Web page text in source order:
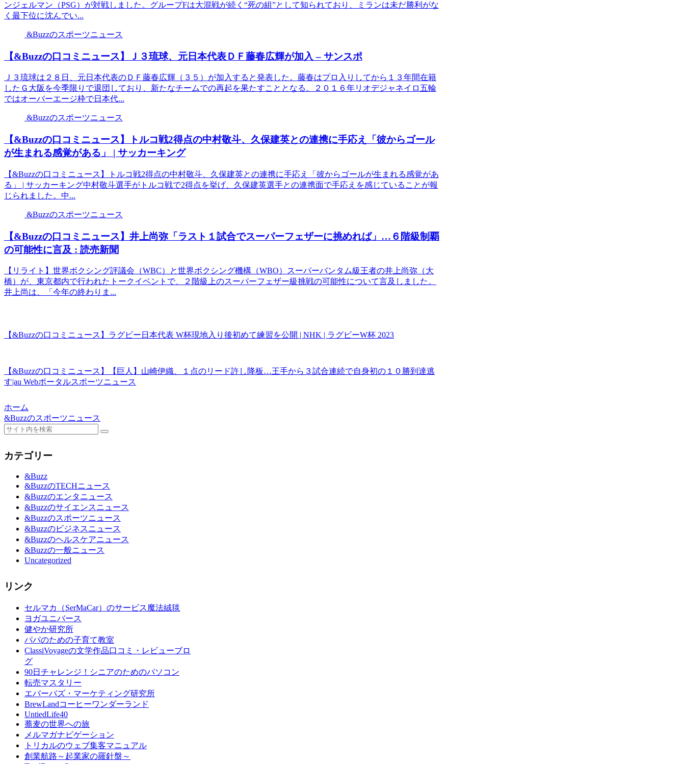
ンジェルマン（PSG）が対戦しました。グループFは大混戦が続く“死の組”として知られており、ミランは未だ勝利がな
く最下位に沈んでい...
&Buzzのスポーツニュース
【&Buzzの口コミニュース】Ｊ３琉球、元日本代表ＤＦ藤春広輝が加入 – サンスポ
Ｊ３琉球は２８日、元日本代表のＤＦ藤春広輝（３５）が加入すると発表した。藤春はプロ入りしてから１３年間在籍
したＧ大阪を今季限りで退団しており、新たなチームでの再起を果たすこととなる。２０１６年リオデジャネイロ五輪
ではオーバーエージ枠で日本代...
&Buzzのスポーツニュース
【&Buzzの口コミニュース】トルコ戦2得点の中村敬斗、久保建英との連携に手応え「彼からゴール
が生まれる感覚がある」 | サッカーキング
【&Buzzの口コミニュース】トルコ戦2得点の中村敬斗、久保建英との連携に手応え「彼からゴールが生まれる感覚があ
る」 | サッカーキング中村敬斗選手がトルコ戦で2得点を挙げ、久保建英選手との連携面で手応えを感じていることが報
じられました。中...
&Buzzのスポーツニュース
【&Buzzの口コミニュース】井上尚弥「ラスト１試合でスーパーフェザーに挑めれば」…６階級制覇
の可能性に言及 : 読売新聞
【リライト】世界ボクシング評議会（WBC）と世界ボクシング機構（WBO）スーパーバンタム級王者の井上尚弥（大
橋）が、東京都内で行われたトークイベントで、２階級上のスーパーフェザー級挑戦の可能性について言及しました。
井上尚は、「今年の終わりま...
【&Buzzの口コミニュース】ラグビー日本代表 W杯現地入り後初めて練習を公開 | NHK | ラグビーW杯 2023
【&Buzzの口コミニュース】【巨人】山崎伊織、１点のリード許し降板…王手から３試合連続で自身初の１０勝到達逃
す|au Webポータルスポーツニュース
ホーム
&Buzzのスポーツニュース
カテゴリー
&Buzz
&BuzzのTECHニュース
&Buzzのエンタニュース
&Buzzのサイエンスニュース
&Buzzのスポーツニュース
&Buzzのビジネスニュース
&Buzzのヘルスケアニュース
&Buzzの一般ニュース
Uncategorized
リンク
セルマカ（SerMaCar）のサービス魔法絨毯
ヨガユニバース
健やか研究所
パパのための子育て教室
ClassiVoyageの文学作品口コミ・レビューブロ
グ
90日チャレンジ！シニアのためのパソコン
転売マスタリー
エバーバズ・マーケティング研究所
BrewLandコーヒーワンダーランド
UntiedLife40
蕎麦の世界への旅
メルマガナビゲーション
トリカルのウェブ集客マニュアル
創業航路～起業家の羅針盤～